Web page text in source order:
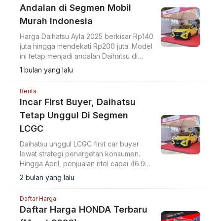
Andalan di Segmen Mobil
Murah Indonesia
Harga Daihatsu Ayla 2025 berkisar Rp140
juta hingga mendekati Rp200 juta. Model
ini tetap menjadi andalan Daihatsu di
segmen LCGC berkat efisiensi bahan
bakar dan platform DNGA.
1 bulan yang lalu
Berita
Incar First Buyer, Daihatsu
Tetap Unggul Di Segmen
LCGC
Daihatsu unggul LCGC first car buyer
lewat strategi penargetan konsumen.
Hingga April, penjualan ritel capai 46.953
unit dengan pangsa pasar 16,3 persen
dan posisi merek otomotif nomor dua.
2 bulan yang lalu
Daftar Harga
Daftar Harga HONDA Terbaru